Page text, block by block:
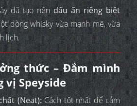
đã tạo nêndấu ấn riêng biệt
dòng whisky vừa mạnh mẽ, vừa
lịch.
thức – Đắm mình
vị Speyside
(Neat):Cách tốt nhất để cảm